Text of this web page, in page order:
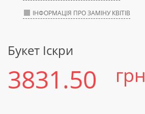
ІНФОРМАЦІЯ ПРО ЗАМІНУ КВІТІВ
Букет Іскри
3831.50 грн